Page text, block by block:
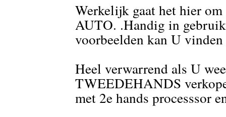
Werkelijk gaat het hier
AUTO. .Handig in
voorbeelden kan U
Heel verwarrend als U
TWEEDEHANDS
met 2e hands processsor